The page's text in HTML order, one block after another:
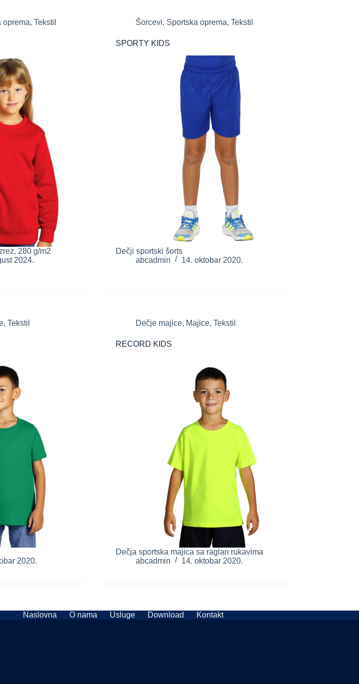
oprema,Tekstil
280 g/m2
2024.
Šorcevi, Sportska oprema,Tekstil
SPORTY KIDS
Dečji sportski šorts
abcadmin
14. oktobar 2020.
,Tekstil
2020.
Dečje majice, Majice,Tekstil
RECORD KIDS
Dečja sportska majica sa raglan rukavima
abcadmin
14. oktobar 2020.
Naslovna O nama Usluge Download
Kontakt